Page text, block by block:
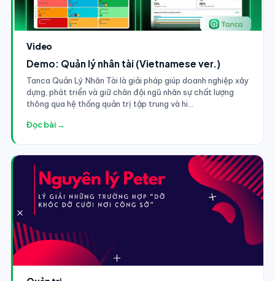
Video
Demo: Quản lý nhân tài (Vietnamese ver.)
Tanca Quản Lý Nhân Tài là giải pháp giúp doanh nghiệp xây
dựng, phát triển và giữ chân đội ngũ nhân sự chất lượng
thông qua hệ thống quản trị tập trung và hi...
Đọc bài →